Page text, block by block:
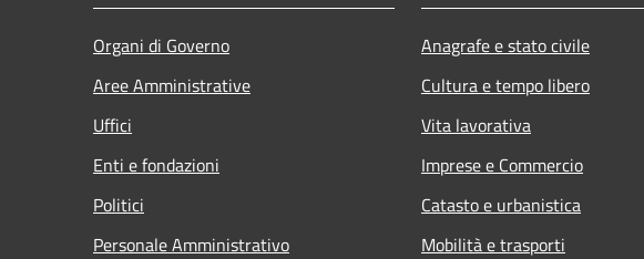
Organi di Governo
Aree Amministrative
Uffici
Enti e fondazioni
Politici
Personale Amministrativo
Anagrafe e stato civile
Cultura e tempo libero
Vita lavorativa
Imprese e Commercio
Catasto e urbanistica
Mobilità e trasporti